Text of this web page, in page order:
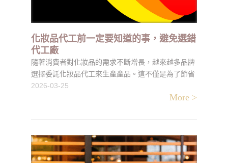
化妝品代工前一定要知道的事，避免選錯
代工廠
隨著消費者對化妝品的需求不斷增長，越來越多品牌
選擇委託化妝品代工來生產產品。這不僅是為了節省
時間與成本，還能專注於品牌經營與市場推廣。不
過，選擇合適的化妝品代工廠需要仔細考慮研發能
2026-03-25
More >